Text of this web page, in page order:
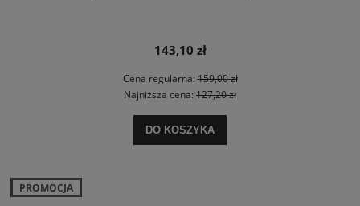
143,10 zł
Cena regularna:159,00 zł
Najniższa cena: 127,20 zł
DO KOSZYKA
PROMOCJA